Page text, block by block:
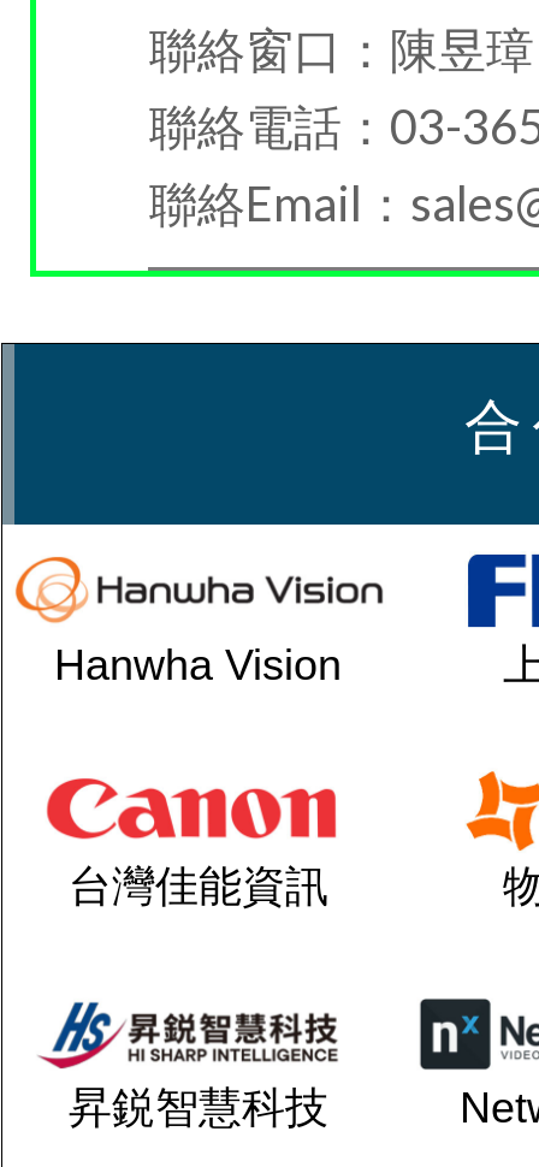
聯絡窗口：陳昱璋
聯絡電話：03-
聯絡Email：
合
Hanwha Vision
台灣佳能資訊
昇鋭智慧科技